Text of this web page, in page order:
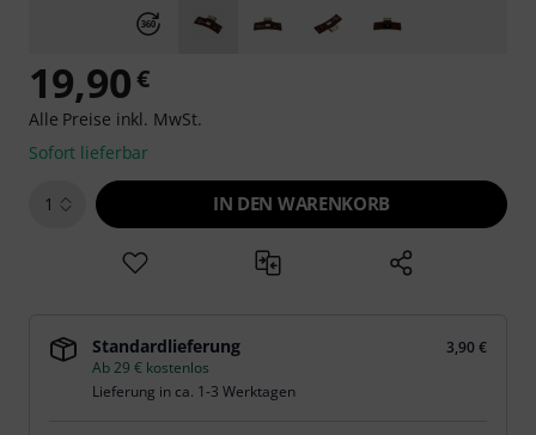
19,90€
Alle Preise inkl. MwSt.
Sofort lieferbar
1 IN DEN WARENKORB
Standardlieferung
3,90 €
Ab 29 € kostenlos
Lieferung in ca. 1-3 Werktagen